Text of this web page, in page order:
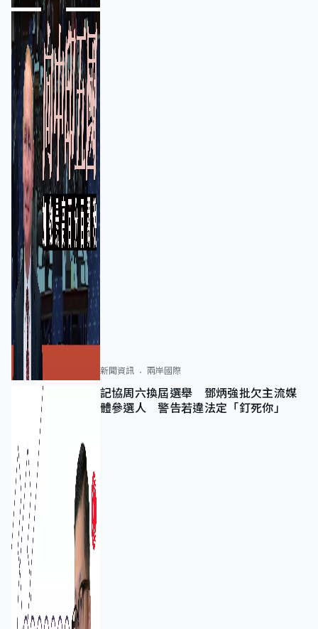
新聞資訊 兩岸國際
記協周六換屆選舉 鄧炳強批欠主流媒
體參選人 警告若違法定「釘死你」